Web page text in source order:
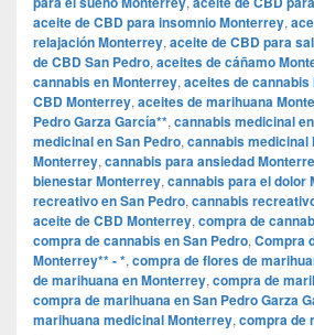
aceite de CBD para insomnio Monterrey,
relajación Monterrey, aceite de CBD para
de CBD San Pedro, aceites de cáñamo
cannabis en Monterrey, aceites de
CBD Monterrey, aceites de marihuana
Pedro Garza García**, cannabis medicinal
medicinal en San Pedro, cannabis medicinal
Monterrey, cannabis para ansiedad
bienestar Monterrey, cannabis para el dolor
recreativo en San Pedro, cannabis
aceite de CBD Monterrey, compra de
compra de cannabis en San Pedro, Compra
Monterrey** - *, compra de flores de
de marihuana en Monterrey, compra de
compra de marihuana en San Pedro Garza
marihuana medicinal Monterrey, compra de